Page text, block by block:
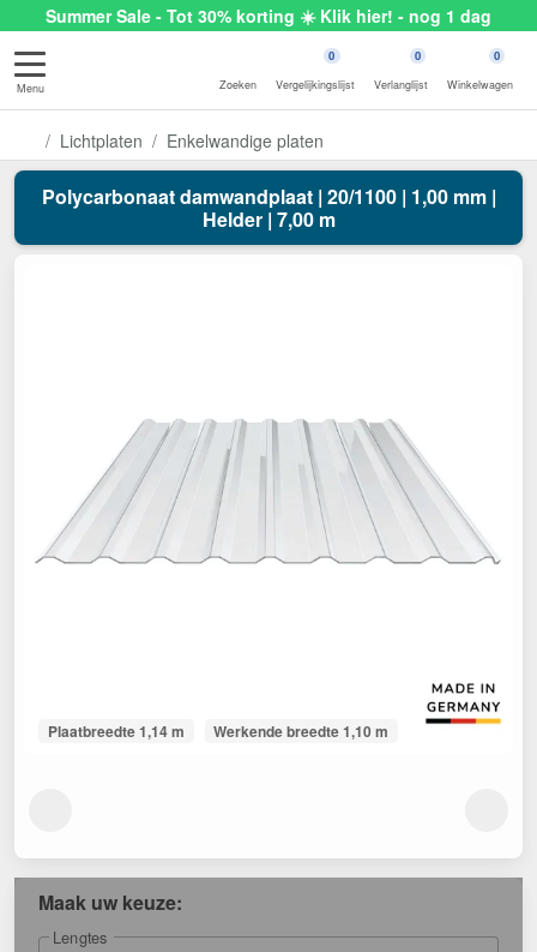
Summer Sale - Tot 30% korting ☀️ Klik hier! - nog 1 dag
Menu Zoeken
0
Vergelijkingslijst
0
Verlanglijst
0
Winkelwagen
Lichtplaten Enkelwandige platen
Polycarbonaat damwandplaat | 20/1100 | 1,00 mm |
Helder | 7,00 m
Plaatbreedte 1,14 m Werkende breedte 1,10 m
Maak uw keuze:
Lengtes